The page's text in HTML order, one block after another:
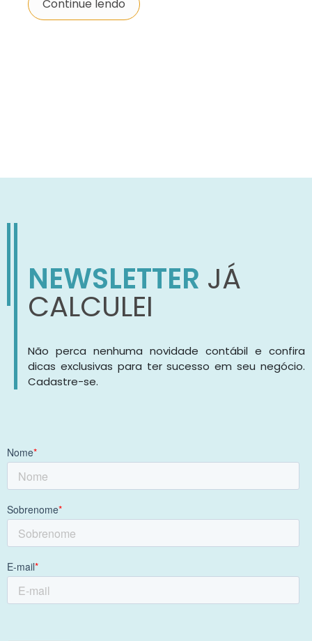
Continue lendo
NEWSLETTER JÁ
CALCULEI
Não perca nenhuma novidade contábil e confira
dicas exclusivas para ter sucesso em seu negócio.
Cadastre-se.